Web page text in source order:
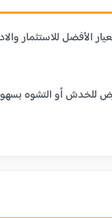
99.9% من الذهب الخالص. يعتبر هذا العيار
يتعرض للخدش أو التشوه